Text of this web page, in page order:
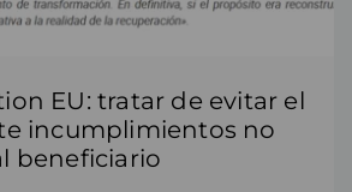
EU: tratar de evitar el
incumplimientos no
beneficiario